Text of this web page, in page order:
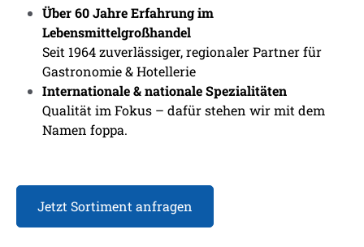
Über 60 Jahre Erfahrung im
Lebensmittelgroßhandel
Seit 1964 zuverlässiger, regionaler Partner für
Gastronomie & Hotellerie
Internationale & nationale Spezialitäten
Qualität im Fokus – dafür stehen wir mit dem
Namen foppa.
Jetzt Sortiment anfragen